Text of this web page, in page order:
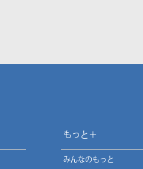
もっと＋
みんなのもっと